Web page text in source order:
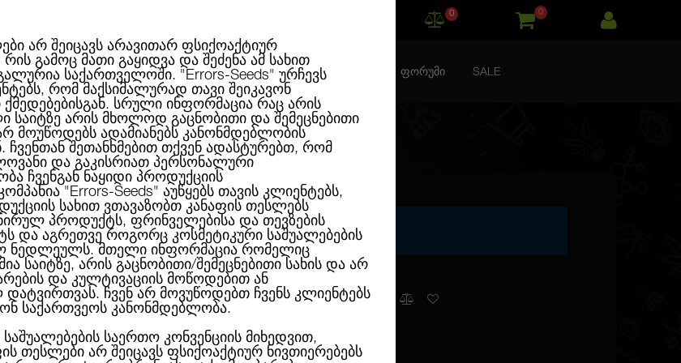
0 0
US CATEGORIES ᲑᲠᲔᲜᲓᲔᲑᲘ ᲑᲚᲝᲒᲘ ᲙᲝᲜᲢᲐᲥᲢᲘ ᲤᲝᲠᲣᲛᲘ SALE
არ შეიცავს არავითარ ფსიქოაქტიურ
რის გამოც მათი გაყიდვა და შეძენა ამ სახით
საქართველოში. "Errors-Seeds" ურჩევს
რომ მაქსიმალურად თავი შეიკავონ
ქმედებებისგან. სრული ინფორმაცია რაც არის
საიტზე არის მხოლოდ გაცნობითი და შემეცნებითი
მოუწოდებს ადამიანებს კანონმდებლობის
ჩვენთან შეთანხმებით თქვენ ადასტურებთ, რომ
და გაკისრიათ პერსონალური
ჩვენგან ნაყიდი პროდუქციის
"Errors-Seeds" აუწყებს თავის კლიენტებს,
სახით ვთავაზობთ კანაფის თესლებს
პროდუქტს, ფრინველებისა და თევზების
და აგრეთვე როგორც კოსმეტიკური საშუალებების
ნედლეულს. მთელი ინფორმაცია რომელიც
საიტზე, არის გაცნობითი/შემეცნებითი სახის და არ
და კულტივაციის მოწოდებით ან
ჩვენ არ მოვუწოდებთ ჩვენს კლიენტებს
საქართვეოს კანონმდებლობა.
საერთო კონვენციის მიხედვით,
თესლები არ შეიცავს ფსიქოაქტიურ ნივთიერებებს
Auto Jack Herer Feminised
AUTO JACK HERER FEMINISED
45.00ლ კალათაში
ბრენდი: Green House Seeds